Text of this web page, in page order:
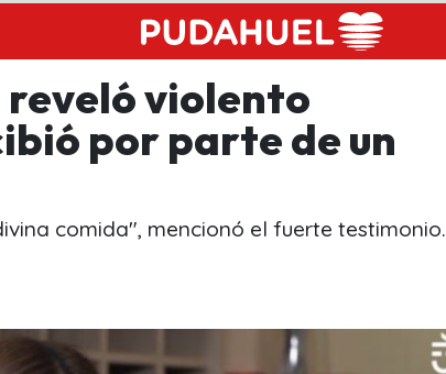
violento
por parte de un
comida", mencionó el fuerte testimonio.